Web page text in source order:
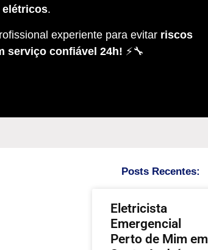
elétricos.
experiente para evitar riscos
serviço confiável 24h! ⚡🔧
Posts Recentes:
Eletricista
Emergencial
Perto de Mim em